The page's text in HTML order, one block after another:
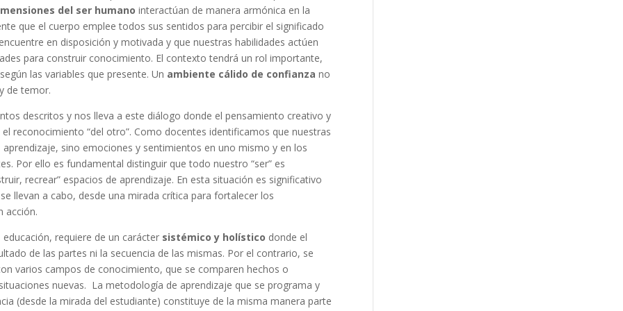
del ser humano interactúan de manera armónica en la
que el cuerpo emplee todos sus sentidos para percibir el significado
en disposición y motivada y que nuestras habilidades actúen
para construir conocimiento. El contexto tendrá un rol importante,
las variables que presente. Un ambiente cálido de confianza no
de temor.
descritos y nos lleva a este diálogo donde el pensamiento creativo y
reconocimiento “del otro”. Como docentes identificamos que nuestras
sino emociones y sentimientos en uno mismo y en los
Por ello es fundamental distinguir que todo nuestro “ser” es
recrear” espacios de aprendizaje. En esta situación es significativo
llevan a cabo, desde una mirada crítica para fortalecer los
acción.
requiere de un carácter sistémico y holístico donde el
de las partes ni la secuencia de las mismas. Por el contrario, se
varios campos de conocimiento, que se comparen hechos o
nuevas. La metodología de aprendizaje que se programa y
(desde la mirada del estudiante) constituye de la misma manera parte